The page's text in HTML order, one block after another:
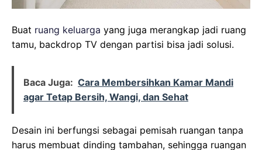
Buat ruang keluarga yang juga merangkap jadi ruang
tamu, backdrop TV dengan partisi bisa jadi solusi.
Baca Juga: Cara Membersihkan Kamar Mandi
agar Tetap Bersih, Wangi, dan Sehat
Desain ini berfungsi sebagai pemisah ruangan tanpa
harus membuat dinding tambahan, sehingga ruangan